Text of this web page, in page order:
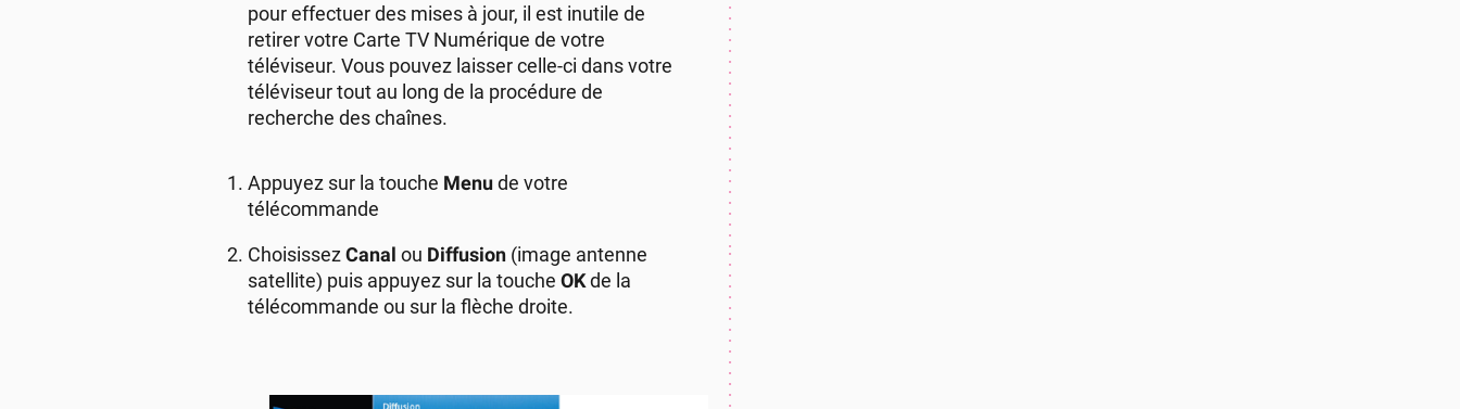
pour effectuer des mises à jour, il est inutile de
retirer votre Carte TV Numérique de votre
téléviseur. Vous pouvez laisser celle-ci dans votre
téléviseur tout au long de la procédure de
recherche des chaînes.
Appuyez sur la touche Menude votre
télécommande
ChoisissezCanal ou Diffusion(image antenne
satellite) puis appuyez sur la touche OKde la
télécommande ou sur la flèche droite.